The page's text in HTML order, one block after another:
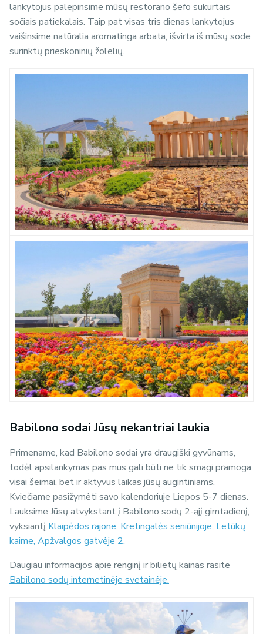
lankytojus palepinsime mūsų restorano šefo sukurtais
sočiais patiekalais. Taip pat visas tris dienas lankytojus
vaišinsime natūralia aromatinga arbata, išvirta iš mūsų sode
surinktų prieskoninių žolelių.
Babilono sodai Jūsų nekantriai laukia
Primename, kad Babilono sodai yra draugiški gyvūnams,
todėl apsilankymas pas mus gali būti ne tik smagi pramoga
visai šeimai, bet ir aktyvus laikas jūsų augintiniams.
Kviečiame pasižymėti savo kalendoriuje Liepos 5-7 dienas.
Lauksime Jūsų atvykstant į Babilono sodų 2-ąjį gimtadienį,
vyksiantį Klaipėdos rajone, Kretingalės seniūnijoje, Letūkų
kaime, Apžvalgos gatvėje 2.
Daugiau informacijos apie renginį ir bilietų kainas rasite
Babilono sodų internetinėje svetainėje.